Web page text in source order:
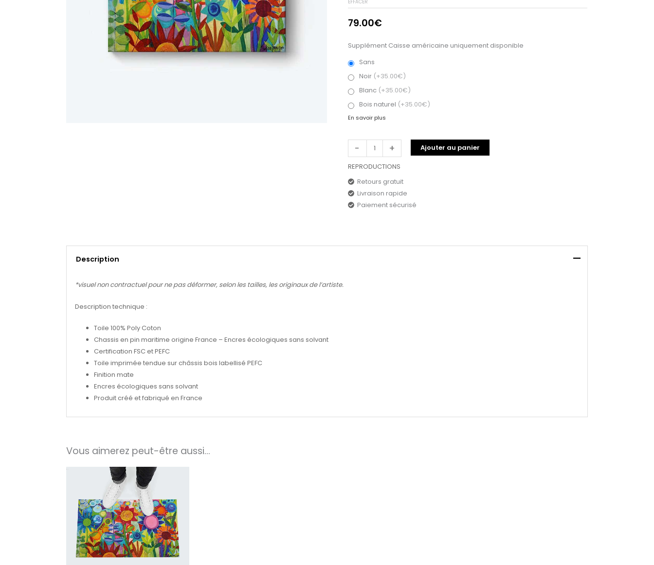
EFFACER
79.00€
Supplément Caisse américaine uniquement disponible
Sans
Noir (+35.00€)
Blanc (+35.00€)
Bois naturel (+35.00€)
En savoir plus
- + Ajouter au panier
REPRODUCTIONS
Retours gratuit
Livraison rapide
Paiement sécurisé
Description
*visuel non contractuel pour ne pas déformer, selon les tailles, les originaux de l’artiste.
Description technique :
Toile 100% Poly Coton
Chassis en pin maritime origine France – Encres écologiques sans solvant
Certification FSC et PEFC
Toile imprimée tendue sur châssis bois labellisé PEFC
Finition mate
Encres écologiques sans solvant
Produit créé et fabriqué en France
Vous aimerez peut-être aussi…
Plage
à
250.00€